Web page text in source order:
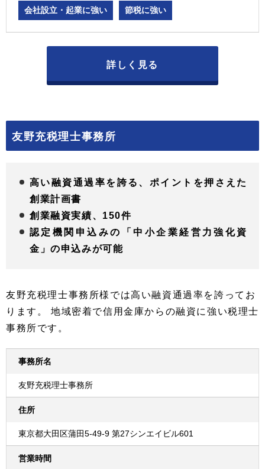
会社設立・起業に強い 節税に強い
詳しく見る
友野充税理士事務所
高い融資通過率を誇る、ポイントを押さえた
創業計画書
創業融資実績、150件
認定機関申込みの「中小企業経営力強化資
金」の申込みが可能
友野充税理士事務所様では高い融資通過率を誇ってお
ります。 地域密着で信用金庫からの融資に強い税理士
事務所です。
事務所名
友野充税理士事務所
住所
東京都大田区蒲田5-49-9 第27シンエイビル601
営業時間